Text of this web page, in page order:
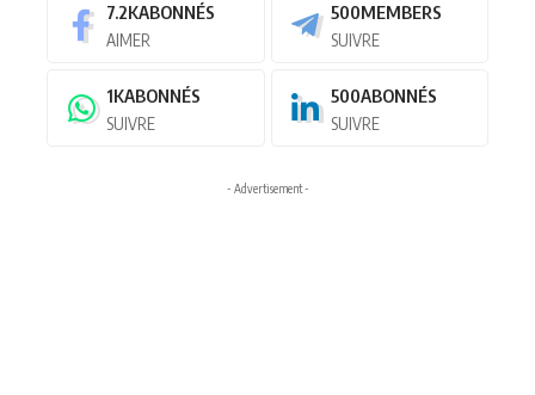
7.2KABONNÉS
AIMER
500MEMBERS
SUIVRE
1KABONNÉS
SUIVRE
500ABONNÉS
SUIVRE
- Advertisement -